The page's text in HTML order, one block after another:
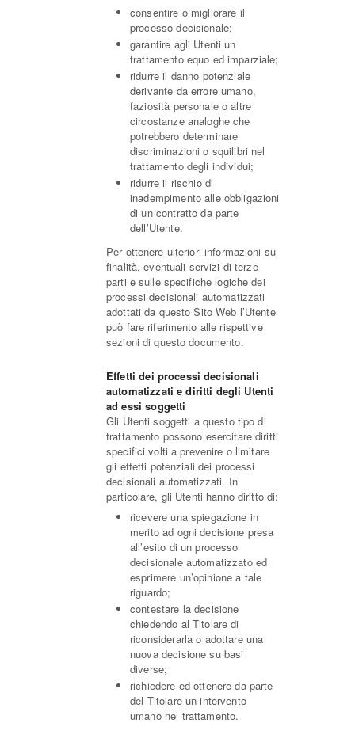
consentire o migliorare il
processo decisionale;
garantire agli Utenti un
trattamento equo ed imparziale;
ridurre il danno potenziale
derivante da errore umano,
faziosità personale o altre
circostanze analoghe che
potrebbero determinare
discriminazioni o squilibri nel
trattamento degli individui;
ridurre il rischio di
inadempimento alle obbligazioni
di un contratto da parte
dell’Utente.
Per ottenere ulteriori informazioni su
finalità, eventuali servizi di terze
parti e sulle specifiche logiche dei
processi decisionali automatizzati
adottati da questo Sito Web l’Utente
può fare riferimento alle rispettive
sezioni di questo documento.
Effetti dei processi decisionali
automatizzati e diritti degli Utenti
ad essi soggetti
Gli Utenti soggetti a questo tipo di
trattamento possono esercitare diritti
specifici volti a prevenire o limitare
gli effetti potenziali dei processi
decisionali automatizzati. In
particolare, gli Utenti hanno diritto di:
ricevere una spiegazione in
merito ad ogni decisione presa
all’esito di un processo
decisionale automatizzato ed
esprimere un’opinione a tale
riguardo;
contestare la decisione
chiedendo al Titolare di
riconsiderarla o adottare una
nuova decisione su basi
diverse;
richiedere ed ottenere da parte
del Titolare un intervento
umano nel trattamento.